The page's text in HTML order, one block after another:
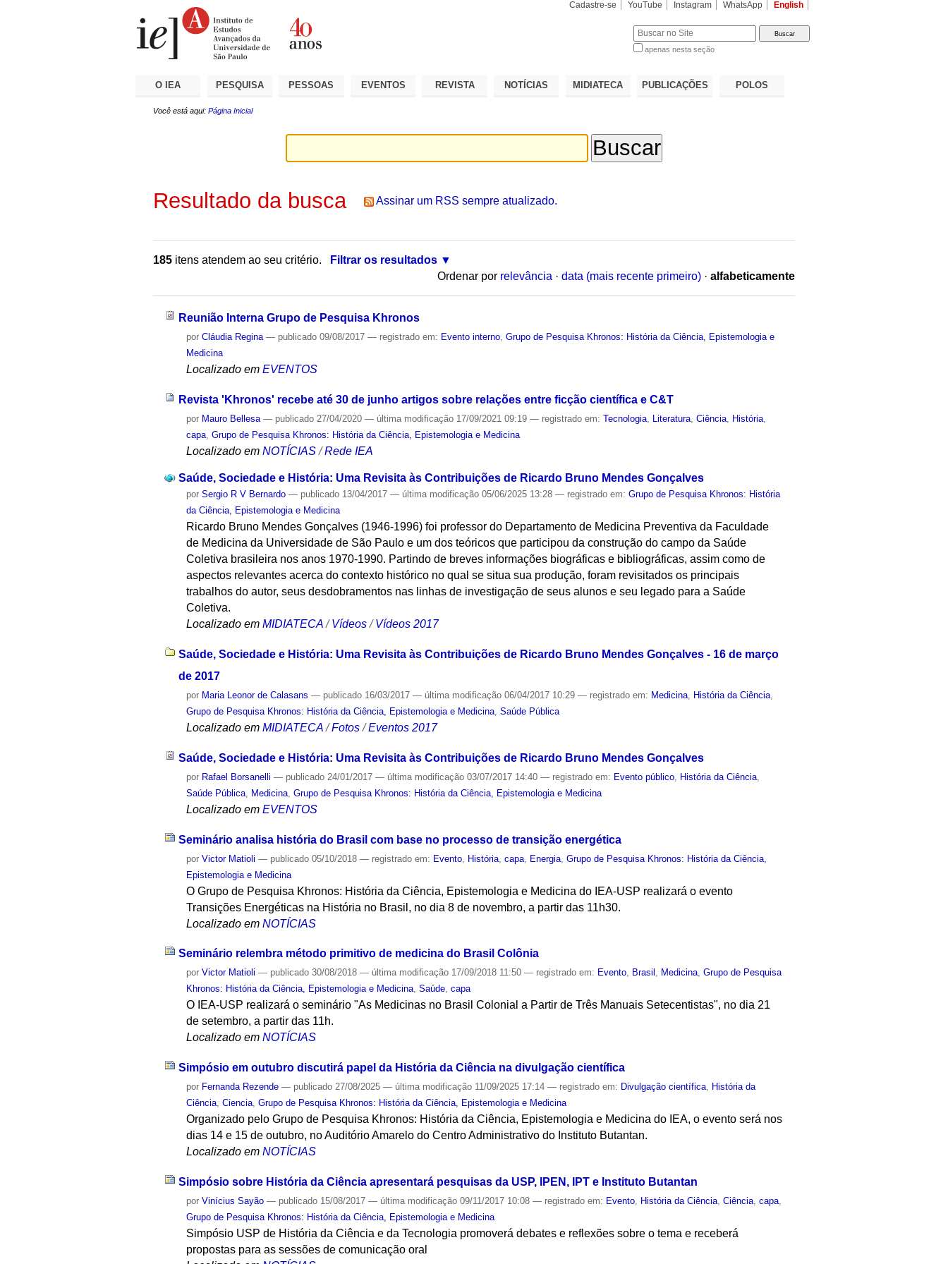
Cadastre-se YouTube Instagram WhatsApp English
apenas nesta seção
O IEA PESQUISA PESSOAS EVENTOS REVISTA NOTÍCIAS MIDIATECA PUBLICAÇÕES POLOS
Você está aqui: Página Inicial
Resultado da busca Assinar um RSS sempre atualizado.
185 itens atendem ao seu critério.
Filtrar os resultados
Ordenar por relevância · data (mais recente primeiro) · alfabeticamente
Reunião Interna Grupo de Pesquisa Khronos
porCláudia Regina — publicado 09/08/2017— registrado em: Evento interno ,Grupo de Pesquisa Khronos: História da Ciência, Epistemologia e
Medicina
Localizado em EVENTOS
Revista 'Khronos' recebe até 30 de junho artigos sobre relações entre ficção científica e C&T
por Mauro Bellesa — publicado 27/04/2020— última modificação 17/09/2021 09:19— registrado em:Tecnologia Literatura ,Ciência História
capa ,Grupo de Pesquisa Khronos: História da Ciência, Epistemologia e Medicina
Localizado em NOTÍCIAS /Rede IEA
Saúde, Sociedade e História: Uma Revisita às Contribuições de Ricardo Bruno Mendes Gonçalves
porSergio R V Bernardo — publicado 13/04/2017— última modificação 05/06/2025 13:28— registrado em:Grupo de Pesquisa Khronos: História
da Ciência, Epistemologia e Medicina
Ricardo Bruno Mendes Gonçalves (1946-1996) foi professor do Departamento de Medicina Preventiva da Faculdade
de Medicina da Universidade de São Paulo e um dos teóricos que participou da construção do campo da Saúde
Coletiva brasileira nos anos 1970-1990. Partindo de breves informações biográficas e bibliográficas, assim como de
aspectos relevantes acerca do contexto histórico no qual se situa sua produção, foram revisitados os principais
trabalhos do autor, seus desdobramentos nas linhas de investigação de seus alunos e seu legado para a Saúde
Coletiva.
Localizado em MIDIATECA /Vídeos /Vídeos 2017
Saúde, Sociedade e História: Uma Revisita às Contribuições de Ricardo Bruno Mendes Gonçalves - 16 de março
de 2017
por Maria Leonor de Calasans — publicado 16/03/2017— última modificação 06/04/2017 10:29— registrado em: Medicina, História da Ciência,
Grupo de Pesquisa Khronos: História da Ciência, Epistemologia e Medicina,Saúde Pública
Localizado em MIDIATECA /Fotos /Eventos 2017
Saúde, Sociedade e História: Uma Revisita às Contribuições de Ricardo Bruno Mendes Gonçalves
por Rafael Borsanelli — publicado 24/01/2017— última modificação 03/07/2017 14:40— registrado em: Evento público História da Ciência
Saúde Pública
Medicina ,Grupo de Pesquisa Khronos: História da Ciência, Epistemologia e Medicina
Localizado em EVENTOS
Seminário analisa história do Brasil com base no processo de transição energética
porVictor Matioli — publicado 05/10/2018— registrado em: Evento História ,capa Energia ,Grupo de Pesquisa Khronos: História da Ciência,
Epistemologia e Medicina
O Grupo de Pesquisa Khronos: História da Ciência, Epistemologia e Medicina do IEA-USP realizará o evento
Transições Energéticas na História no Brasil, no dia 8 de novembro, a partir das 11h30.
Localizado em NOTÍCIAS
Seminário relembra método primitivo de medicina do Brasil Colônia
porVictor Matioli — publicado 30/08/2018— última modificação 17/09/2018 11:50— registrado em: Evento, Brasil , Medicina,Grupo de Pesquisa
Khronos: História da Ciência, Epistemologia e Medicina,Saúde,capa
O IEA-USP realizará o seminário "As Medicinas no Brasil Colonial a Partir de Três Manuais Setecentistas", no dia 21
de setembro, a partir das 11h.
Localizado em NOTÍCIAS
Simpósio em outubro discutirá papel da História da Ciência na divulgação científica
por Fernanda Rezende — publicado 27/08/2025— última modificação 11/09/2025 17:14— registrado em: Divulgação científica
História da
Ciência ,Ciencia ,Grupo de Pesquisa Khronos: História da Ciência, Epistemologia e Medicina
Organizado pelo Grupo de Pesquisa Khronos: História da Ciência, Epistemologia e Medicina do IEA, o evento será nos
dias 14 e 15 de outubro, no Auditório Amarelo do Centro Administrativo do Instituto Butantan.
Localizado em NOTÍCIAS
Simpósio sobre História da Ciência apresentará pesquisas da USP, IPEN, IPT e Instituto Butantan
porVinícius Sayão — publicado 15/08/2017— última modificação 09/11/2017 10:08— registrado em: Evento História da Ciência ,Ciência ,capa
Grupo de Pesquisa Khronos: História da Ciência, Epistemologia e Medicina
Simpósio USP de História da Ciência e da Tecnologia promoverá debates e reflexões sobre o tema e receberá
propostas para as sessões de comunicação oral